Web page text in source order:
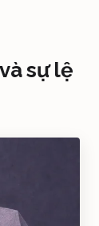
sự lệ